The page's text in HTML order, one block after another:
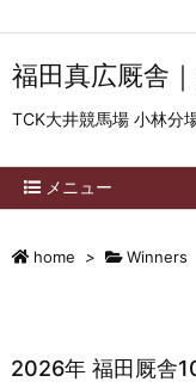
福田真広厩舎
TCK大井競馬場 小林分
メニュー
home > Winners
2026年 福田厩舎